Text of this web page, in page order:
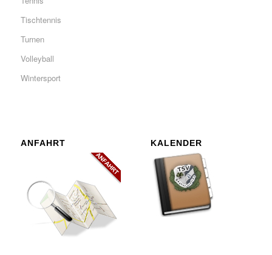
Tischtennis
Turnen
Volleyball
Wintersport
ANFAHRT KALENDER